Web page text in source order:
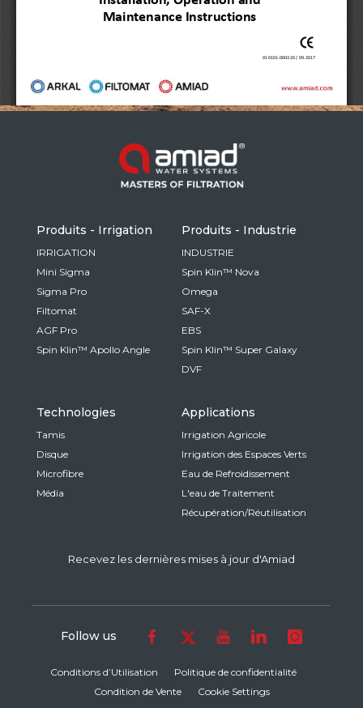
Russian
French
German
Israel
Hebrew
China
Chinese
Based on your current location, we recommend
this Amiad website for you
North America- English
Produits - Irrigation
IRRIGATION
Mini Sigma
Sigma Pro
Filtomat
AGF Pro
Spin Klin™ Apollo Angle
Produits - Industrie
INDUSTRIE
Spin Klin™ Nova
Omega
SAF-X
EBS
Spin Klin™ Super Galaxy
DVF
Technologies
Tamis
Disque
Microfibre
Média
Applications
Irrigation Agricole
Irrigation des Espaces Verts
Eau de Refroidissement
L'eau de Traitement
Récupération/Réutilisation
Recevez les dernières mises à jour d'Amiad
Conditions d’Utilisation
Politique de confidentialité
Condition de Vente
Cookie Settings
Follow us